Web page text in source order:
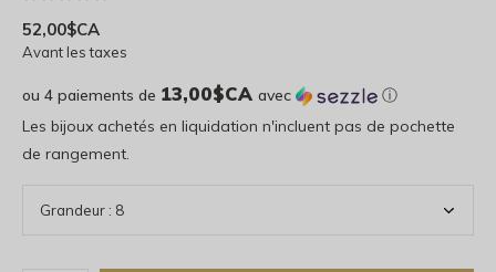
52,00$CA
Avant les taxes
ou 4 paiements de 13,00$CA avec
ⓘ
Les bijoux achetés en liquidation n'incluent pas de pochette
de rangement.